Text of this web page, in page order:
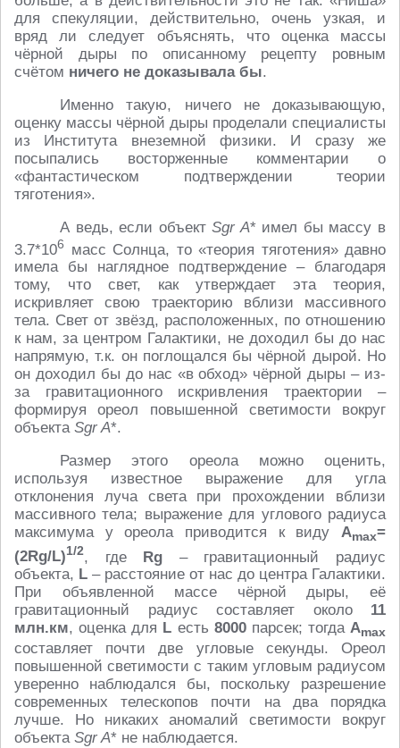
для спекуляции, действительно, очень узкая, и
вряд ли следует объяснять, что оценка массы
чёрной дыры по описанному рецепту ровным
счётом ничего не доказывала бы.
Именно такую, ничего не доказывающую,
оценку массы чёрной дыры проделали специалисты
из Института внеземной физики. И сразу же
посыпались восторженные комментарии о
«фантастическом подтверждении теории
тяготения».
А ведь, если объектSgr A* имел бы массу в
3.7*106
масс Солнца, то «теория тяготения» давно
имела бы наглядное подтверждение – благодаря
тому, что свет, как утверждает эта теория,
искривляет свою траекторию вблизи массивного
тела. Свет от звёзд, расположенных, по отношению
к нам, за центром Галактики, не доходил бы до нас
напрямую, т.к. он поглощался бы чёрной дырой. Но
он доходил бы до нас «в обход» чёрной дыры – из-
за гравитационного искривления траектории –
формируя ореол повышенной светимости вокруг
объекта Sgr A*.
Размер этого ореола можно оценить,
используя известное выражение для угла
отклонения луча света при прохождении вблизи
массивного тела; выражение для углового радиуса
максимума у ореола приводится к виду Amax=
(2Rg/L)1/2, где Rg – гравитационный радиус
объекта, L – расстояние от нас до центра Галактики.
При объявленной массе чёрной дыры, её
гравитационный радиус составляет около 11
млн.км, оценка для L есть 8000парсек; тогда Amax
составляет почти две угловые секунды. Ореол
повышенной светимости с таким угловым радиусом
уверенно наблюдался бы, поскольку разрешение
современных телескопов почти на два порядка
лучше. Но никаких аномалий светимости вокруг
объекта Sgr A* не наблюдается.